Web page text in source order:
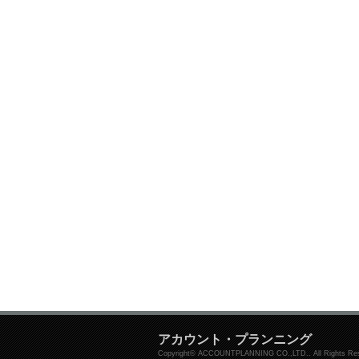
アカウント・プランニング
Copyright© ACCOUNTPLANNING CO.,LTD.. All Rights